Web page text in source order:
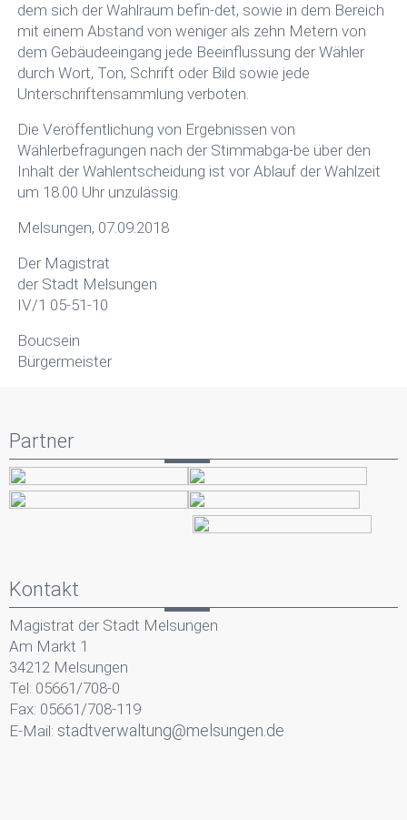
dem sich der Wahlraum befin-det, sowie in dem Bereich
mit einem Abstand von weniger als zehn Metern von
dem Gebäudeeingang jede Beeinflussung der Wähler
durch Wort, Ton, Schrift oder Bild sowie jede
Unterschriftensammlung verboten.
Die Veröffentlichung von Ergebnissen von
Wählerbefragungen nach der Stimmabga-be über den
Inhalt der Wahlentscheidung ist vor Ablauf der Wahlzeit
um 18.00 Uhr unzulässig.
Melsungen, 07.09.2018
Der Magistrat
der Stadt Melsungen
IV/1 05-51-10
Boucsein
Bürgermeister
Partner
Kontakt
Magistrat der Stadt Melsungen
Am Markt 1
34212 Melsungen
Tel: 05661/708-0
Fax: 05661/708-119
E-Mail: stadtverwaltung@melsungen.de